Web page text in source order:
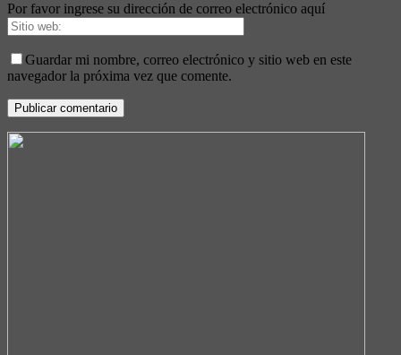
Por favor ingrese su dirección de correo electrónico aquí
Guardar mi nombre, correo electrónico y sitio web en este
navegador la próxima vez que comente.